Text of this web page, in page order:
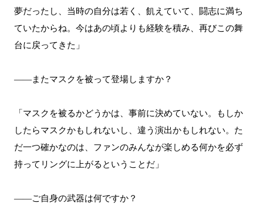
夢だったし、当時の自分は若く、飢えていて、闘志に満ち
ていたからね。今はあの頃よりも経験を積み、再びこの舞
台に戻ってきた」
――またマスクを被って登場しますか？
「マスクを被るかどうかは、事前に決めていない。もしか
したらマスクかもしれないし、違う演出かもしれない。た
だ一つ確かなのは、ファンのみんなが楽しめる何かを必ず
持ってリングに上がるということだ」
――ご自身の武器は何ですか？